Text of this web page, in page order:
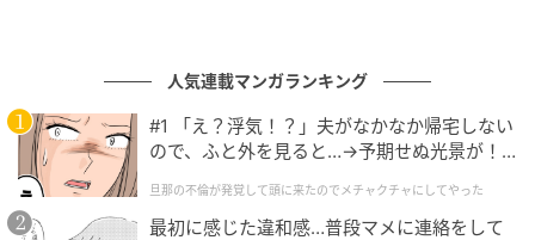
授業参観当日、私が家に帰ると、不機嫌な息子とぐっ
たり疲れた夫が待っていました。私が「一体どうした
の？」と2人に聞くと、息子が 「パパ、学校に来なかっ
たんだよ！」 と声を荒らげるのです。驚いて「え？ど
ういうこと？」と夫に問いただすと、
人気連載マンガランキング
#1 「え？浮気！？」夫がなかなか帰宅しない
ので、ふと外を見ると…→予期せぬ光景が！
クチャにしてやった
旦那の不倫が発覚して頭に来たのでメチャクチャにしてやった
最初に感じた違和感…普段マメに連絡をして